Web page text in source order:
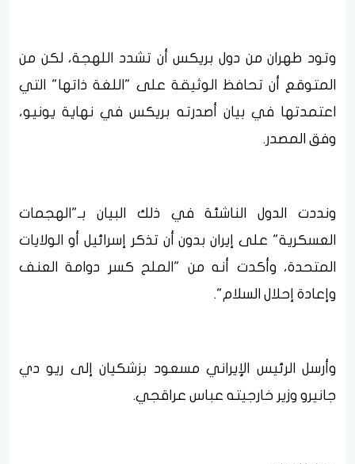
وتود طهران من دول بريكس أن تشدد اللهجة، لكن من
المتوقع أن تحافظ الوثيقة على "اللغة ذاتها" التي
اعتمدتها في بيان أصدرته بريكس في نهاية يونيو،
وفق المصدر.
ونددت الدول الناشئة في ذلك البيان بـ"الهجمات
العسكرية" على إيران بدون أن تذكر إسرائيل أو الولايات
المتحدة، وأكدت أنه من "الملح كسر دوامة العنف
وإعادة إحلال السلام".
وأرسل الرئيس الإيراني مسعود بزشكيان إلى ريو دي
جانيرو وزير خارجيته عباس عراقجي.